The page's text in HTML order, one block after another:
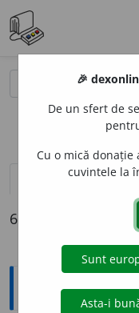
definiții (6)
6 definiții pentru
Explicative
🎉
De un sfert de
Cu o mică donație
cuvintele la